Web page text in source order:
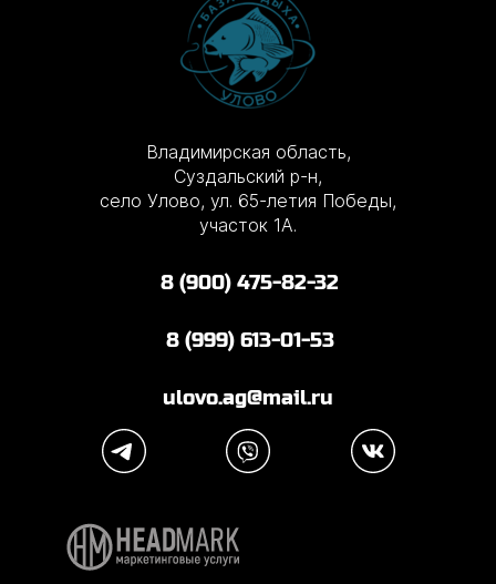
Владимирская область,
Суздальский р-н,
село Улово, ул. 65-летия Победы,
участок 1А.
8 (900) 475-82-32
8 (999) 613-01-53
ulovo.ag@mail.ru